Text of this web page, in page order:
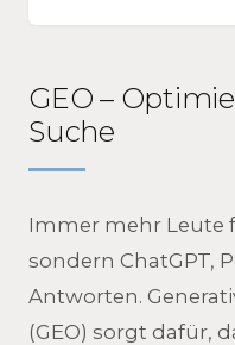
GEO –
Suche
Immer mehr Leute
sondern ChatGPT,
Antworten.
(GEO) sorgt dafür,